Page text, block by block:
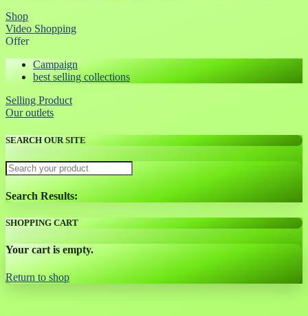
Shop
Video Shopping
Offer
Campaign
best selling collections
Selling Product
Our outlets
SEARCH OUR SITE
Search Results:
SHOPPING CART
Your cart is empty.
Return to shop